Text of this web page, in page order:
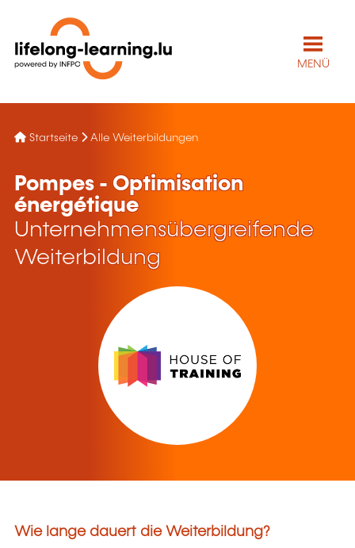
MENÜ
Startseite Alle Weiterbildungen
Pompes - Optimisation
énergétique
Unternehmensübergreifende
Weiterbildung
Wie lange dauert die Weiterbildung?